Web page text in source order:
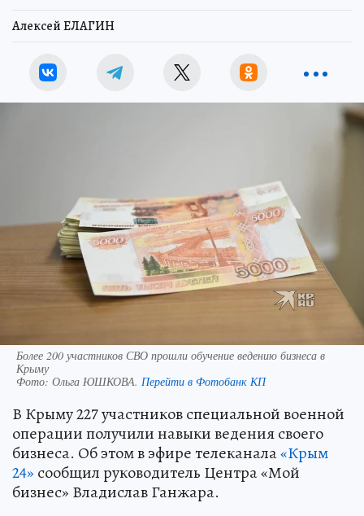
Алексей ЕЛАГИН
Более 200 участников СВО прошли обучение ведению бизнеса в
Крыму
Фото: Ольга ЮШКОВА. Перейти в Фотобанк КП
В Крыму 227 участников специальной военной
операции получили навыки ведения своего
бизнеса. Об этом в эфире телеканала«Крым
24» сообщил руководитель Центра «Мой
бизнес» Владислав Ганжара.